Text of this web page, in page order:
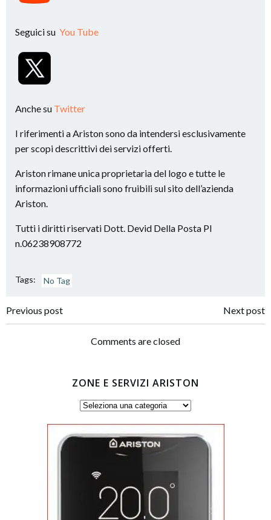
Seguici su You Tube
Anche su Twitter
I riferimenti a Ariston sono da intendersi esclusivamente
per scopi descrittivi dei servizi offerti.
Ariston rimane unica proprietaria del logo e tutte le
informazioni ufficiali sono fruibili sul sito dell’azienda
Ariston.
Tutti i diritti riservati Dott. Devid Della Posta PI
n.06238908772
Tags: No Tag
Post
navigation
Previous post
navigation
Next post
Comments are closed
ZONE E SERVIZI ARISTON
Zone
servizi
Ariston